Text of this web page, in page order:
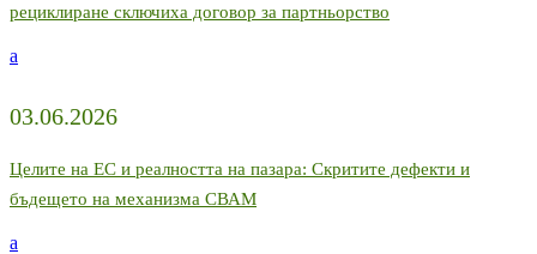
рециклиране сключиха договор за партньорство
a
03.06.2026
Целите на ЕС и реалността на пазара: Скритите дефекти и
бъдещето на механизма СВАМ
a